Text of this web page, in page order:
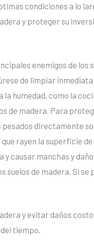
condiciones a lo
y proteger su
enemigos de los
de limpiar
humedad, como la
de madera. Para
​​directamente
rayen la superficie de
causar manchas y
suelos de madera. Si se
y evitar daños
tiempo.